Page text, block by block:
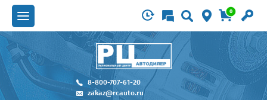
0
8-800-707-61-20
zakaz@rcauto.ru